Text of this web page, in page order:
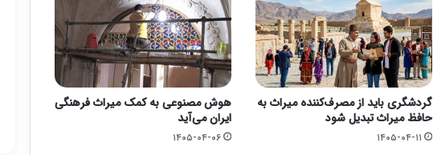
گردشگری باید از مصرف‌کننده میراث به
حافظ میراث تبدیل شود
۱۴۰۵-۰۴-۱۱
هوش مصنوعی به کمک میراث فرهنگی
ایران می‌آید
۱۴۰۵-۰۴-۰۶